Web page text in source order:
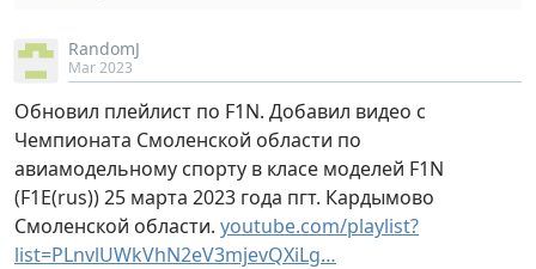
RandomJ
Mar 2023
Обновил плейлист по F1N. Добавил видео с
Чемпионата Смоленской области по
авиамодельному спорту в класе моделей F1N
(F1E(rus)) 25 марта 2023 года пгт. Кардымово
Смоленской области. youtube.com/playlist?
list=PLnvlUWkVhN2eV3mjevQXiLg…